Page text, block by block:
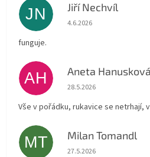
JN Jiří Nechvíl
Hodnocení obchodu je
4.6.2026
funguje.
AH Aneta Hanusková
Hodnocení obchodu je
28.5.2026
Vše v pořádku, rukavice se netrhají,
MT Milan Tomandl
Hodnocení obchodu je
27.5.2026